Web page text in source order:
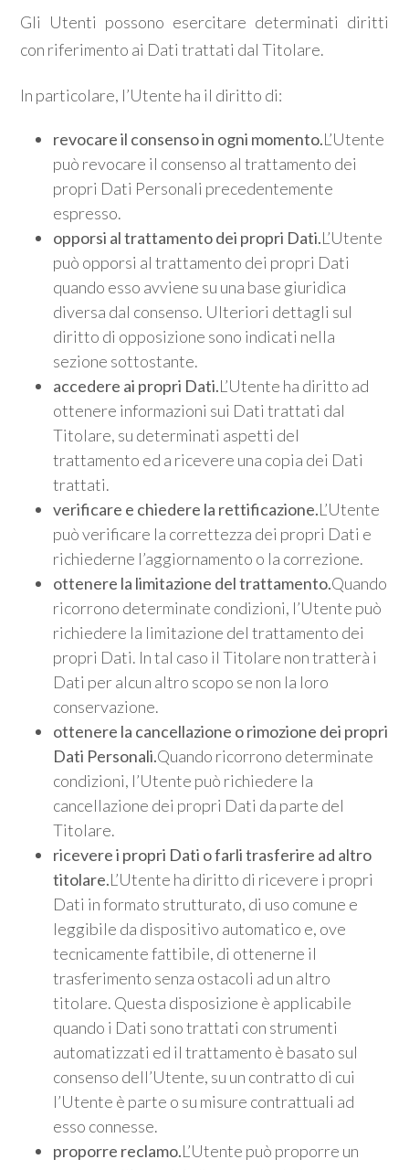
Gli Utenti possono esercitare determinati diritti
con riferimento ai Dati trattati dal Titolare.
In particolare, l’Utente ha il diritto di:
revocare il consenso in ogni momento.L’Utente
può revocare il consenso al trattamento dei
propri Dati Personali precedentemente
espresso.
opporsi al trattamento dei propri Dati.L’Utente
può opporsi al trattamento dei propri Dati
quando esso avviene su una base giuridica
diversa dal consenso. Ulteriori dettagli sul
diritto di opposizione sono indicati nella
sezione sottostante.
accedere ai propri Dati.L’Utente ha diritto ad
ottenere informazioni sui Dati trattati dal
Titolare, su determinati aspetti del
trattamento ed a ricevere una copia dei Dati
trattati.
verificare e chiedere la rettificazione.L’Utente
può verificare la correttezza dei propri Dati e
richiederne l’aggiornamento o la correzione.
ottenere la limitazione del trattamento.Quando
ricorrono determinate condizioni, l’Utente può
richiedere la limitazione del trattamento dei
propri Dati. In tal caso il Titolare non tratterà i
Dati per alcun altro scopo se non la loro
conservazione.
ottenere la cancellazione o rimozione dei propri
Dati Personali.Quando ricorrono determinate
condizioni, l’Utente può richiedere la
cancellazione dei propri Dati da parte del
Titolare.
ricevere i propri Dati o farli trasferire ad altro
titolare.L’Utente ha diritto di ricevere i propri
Dati in formato strutturato, di uso comune e
leggibile da dispositivo automatico e, ove
tecnicamente fattibile, di ottenerne il
trasferimento senza ostacoli ad un altro
titolare. Questa disposizione è applicabile
quando i Dati sono trattati con strumenti
automatizzati ed il trattamento è basato sul
consenso dell’Utente, su un contratto di cui
l’Utente è parte o su misure contrattuali ad
esso connesse.
proporre reclamo.L’Utente può proporre un